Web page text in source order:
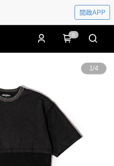
開啟APP
0
1/4